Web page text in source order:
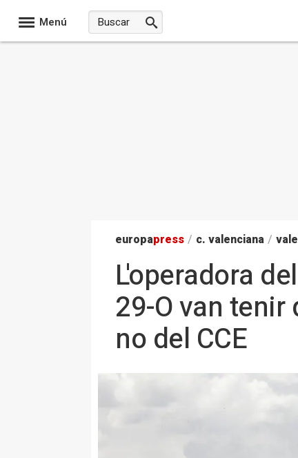
Menú
europapress / c. valenciana /
L'operadora
29-O van
no del CCE